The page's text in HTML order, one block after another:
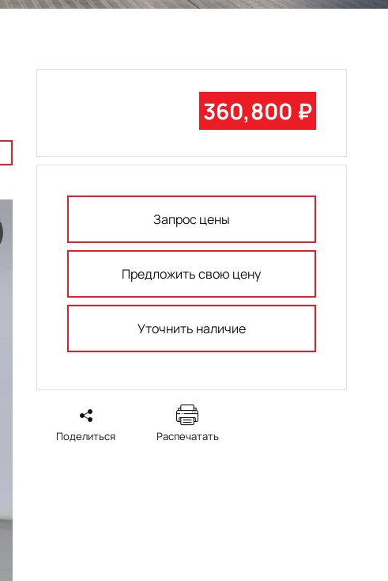
360,800 ₽
Запрос цены
Предложить свою цену
Уточнить наличие
Поделиться Распечатать